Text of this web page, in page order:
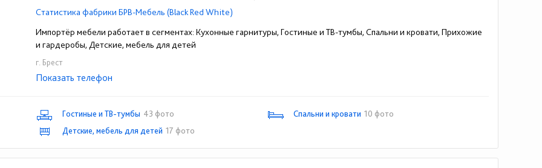
Статистика фабрики БРВ-Мебель (Black Red White)
Импортёр мебели работает в сегментах: Кухонные гарнитуры, Гостиные и ТВ-тумбы, Спальни и кровати, Прихожие
и гардеробы, Детские, мебель для детей
г. Брест
☎+7 (812) 640-88-56
Показать телефон
Гостиные и ТВ-тумбы 43 фото Спальни и кровати 10 фото
Детские, мебель для детей 17 фото